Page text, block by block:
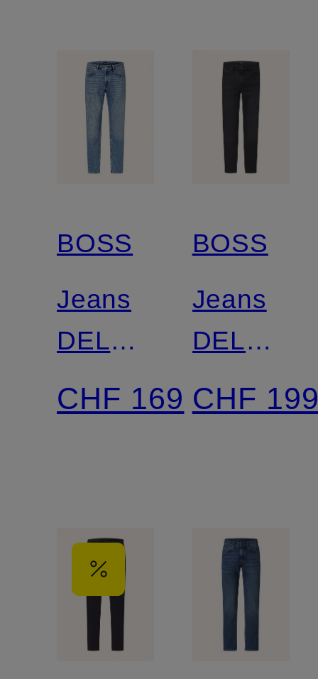
BOSS
Jeans
DELAWARE
Slim Fit
CHF 169
BOSS
Jeans
Slim Fit
CHF